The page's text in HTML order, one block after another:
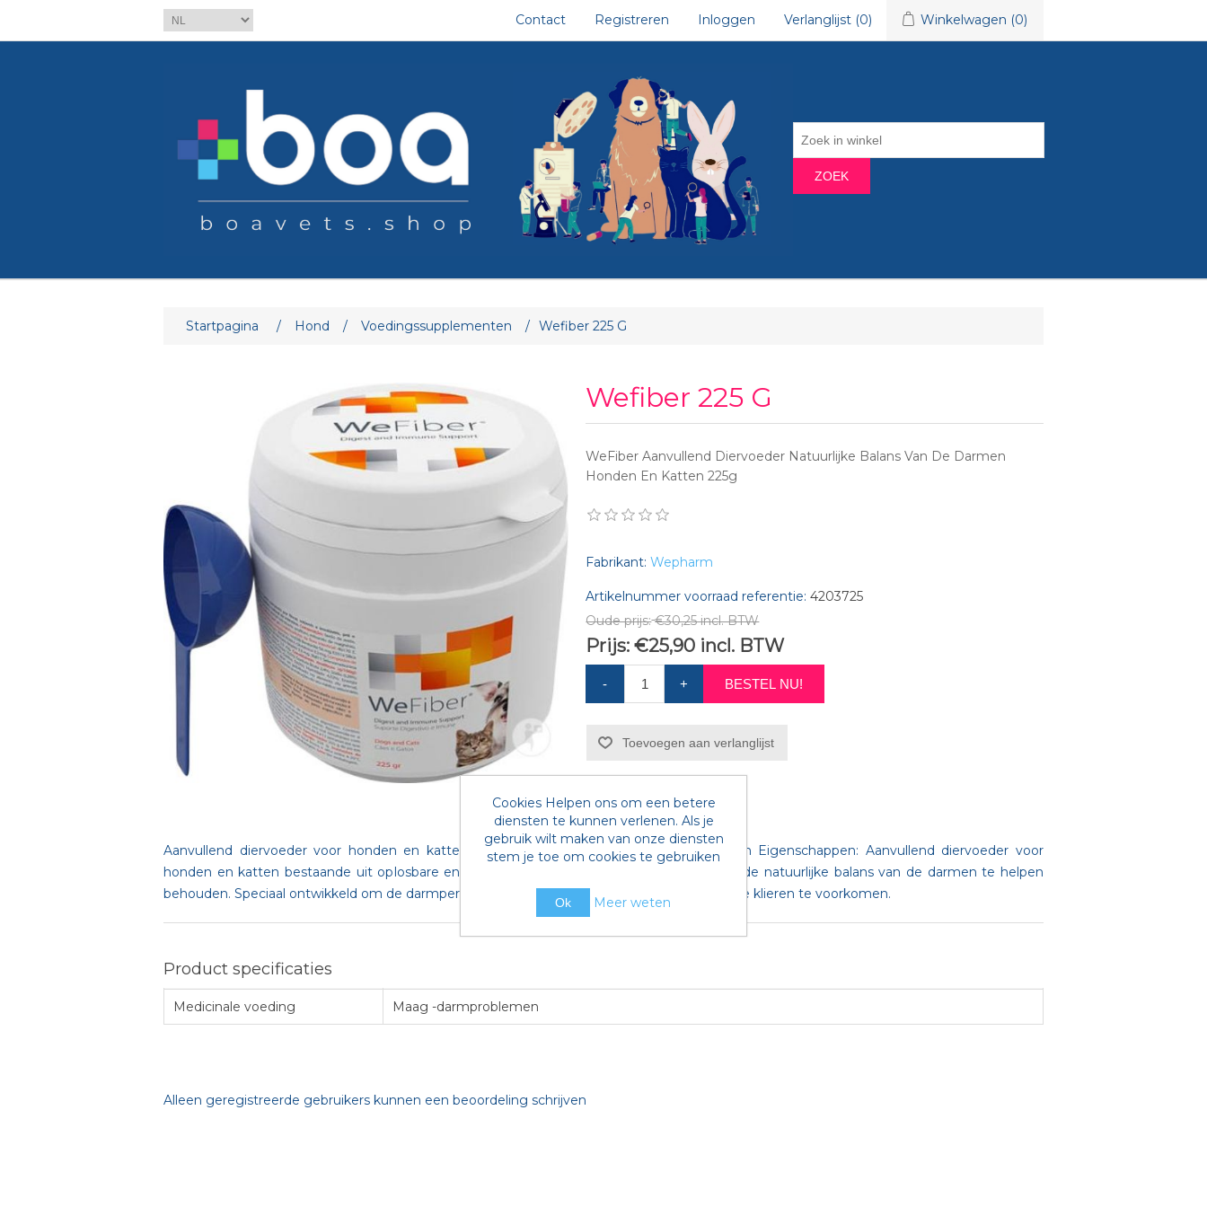
Contact Registreren Inloggen Verlanglijst (0) Winkelwagen (0)
ZOEK
Startpagina / Hond / Voedingssupplementen / Wefiber 225 G
Wefiber 225 G
WeFiber Aanvullend Diervoeder Natuurlijke Balans Van De Darmen
Honden En Katten 225g
Fabrikant: Wepharm
Artikelnummer voorraad referentie: 4203725
Oude prijs: €30,25 incl. BTW
Prijs: €25,90 incl. BTW
- + BESTEL NU!
Toevoegen aan verlanglijst
Aanvullend diervoeder voor honden en katten voor de natuurlijke balans van de darmen Eigenschappen: Aanvullend diervoeder voor
honden en katten bestaande uit oplosbare en onoplosbare vezels, pre- en probiotica, om de natuurlijke balans van de darmen te helpen
behouden. Speciaal ontwikkeld om de darmperistaltiek te reguleren en impactie van de anale klieren te voorkomen.
Product specificaties
Medicinale voeding Maag -darmproblemen
Alleen geregistreerde gebruikers kunnen een beoordeling schrijven
Cookies Helpen ons om een betere
diensten te kunnen verlenen. Als je
gebruik wilt maken van onze diensten
stem je toe om cookies te gebruiken
Ok Meer weten